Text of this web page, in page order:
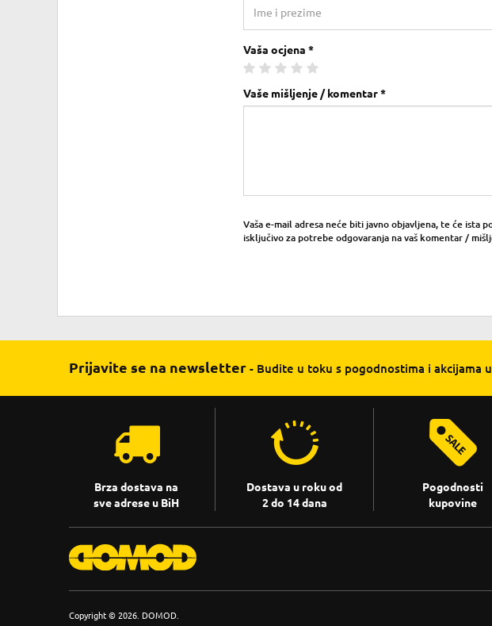
Vaša ocjena *
Vaše mišljenje / komentar *
Vaša e-mail adresa neće biti javno objavljena, te će ista
isključivo za potrebe odgovaranja na vaš komentar /
Prijavite se na newsletter - Budite u toku s pogodnostima i akcijama
Brza dostava na
sve adrese u BiH
Dostava u roku od
2 do 14 dana
Pogodnosti
kupovine
Copyright © 2026. DOMOD.